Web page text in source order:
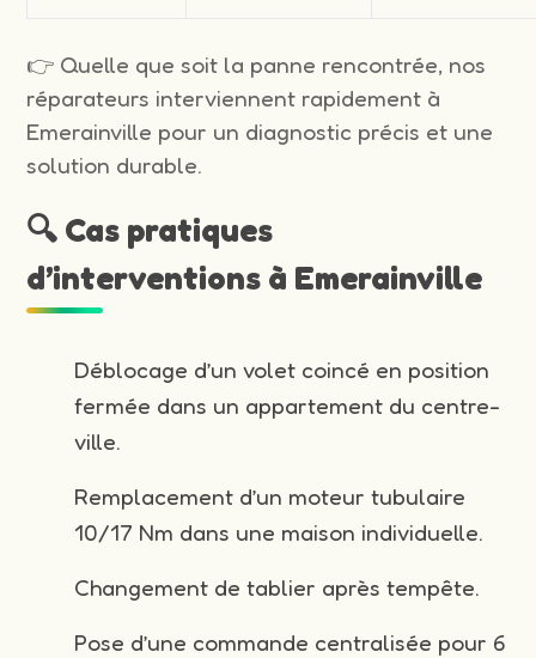
👉 Quelle que soit la panne rencontrée, nos
réparateurs interviennent rapidement à
Emerainville pour un diagnostic précis et une
solution durable.
🔍 Cas pratiques
d’interventions à Emerainville
Déblocage d’un volet coincé en position
fermée dans un appartement du centre-
ville.
Remplacement d’un moteur tubulaire
10/17 Nm dans une maison individuelle.
Changement de tablier après tempête.
Pose d’une commande centralisée pour 6